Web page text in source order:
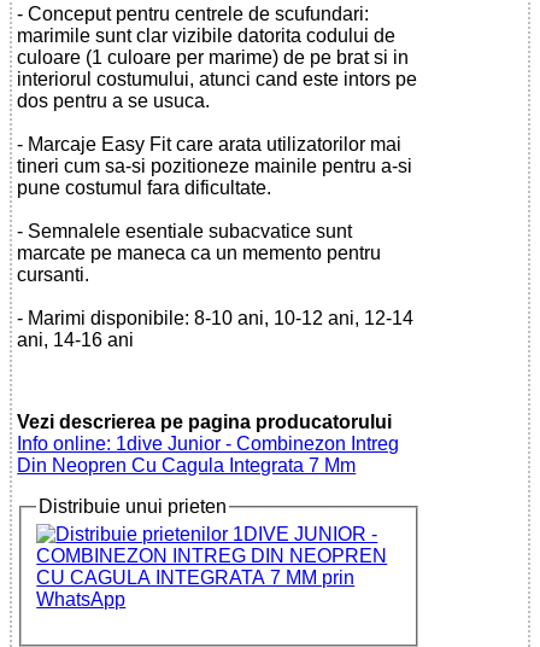
- Conceput pentru centrele de scufundari:
marimile sunt clar vizibile datorita codului de
culoare (1 culoare per marime) de pe brat si in
interiorul costumului, atunci cand este intors pe
dos pentru a se usuca.
- Marcaje Easy Fit care arata utilizatorilor mai
tineri cum sa-si pozitioneze mainile pentru a-si
pune costumul fara dificultate.
- Semnalele esentiale subacvatice sunt
marcate pe maneca ca un memento pentru
cursanti.
- Marimi disponibile: 8-10 ani, 10-12 ani, 12-14
ani, 14-16 ani
Vezi descrierea pe pagina producatorului
Info online: 1dive Junior - Combinezon Intreg
Din Neopren Cu Cagula Integrata 7 Mm
Distribuie unui prieten